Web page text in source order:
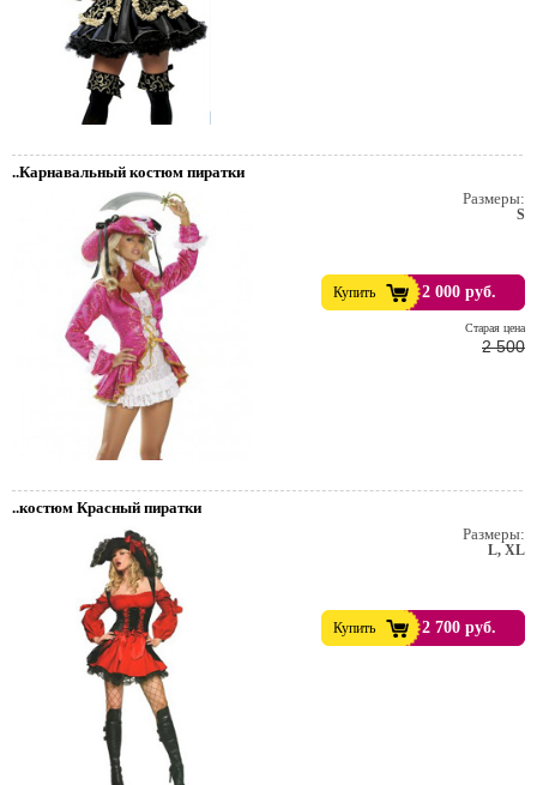
..Карнавальный костюм пиратки
Размеры:
S
Купить 2 000 руб.
Cтарая цена
2 500
..костюм Красный пиратки
Размеры:
L, XL
Купить 2 700 руб.